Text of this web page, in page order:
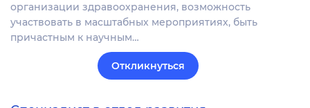
организации здравоохранения, возможность
участвовать в масштабных мероприятиях, быть
причастным к научным…
Откликнуться